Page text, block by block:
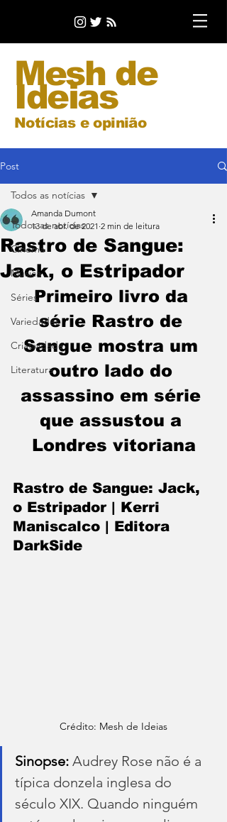
Mesh de
Ideias
Notícias e opinião
Post
Todos as notícias
Cinema
Música
Séries
Variedades
Criatividade
Literatura
Todos as notícias
Rastro de Sangue:
Jack, o Estripador
Amanda Dumont
13 de abr. de 2021 2 min de leitura
Primeiro livro da
série Rastro de
Sangue mostra um
outro lado do
assassino em série
que assustou a
Londres vitoriana
Rastro de Sangue: Jack,
o Estripador | Kerri
Maniscalco | Editora
DarkSide
Crédito: Mesh de Ideias
Sinopse: Audrey Rose não é a
típica donzela inglesa do
século XIX. Quando ninguém